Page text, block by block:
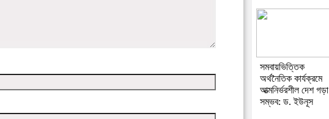
সমবায়ভিত্তিক
অর্থনৈতিক কার্যক্রমে
আত্মনির্ভরশীল দেশ গড়া
সম্ভব: ড. ইউনূস